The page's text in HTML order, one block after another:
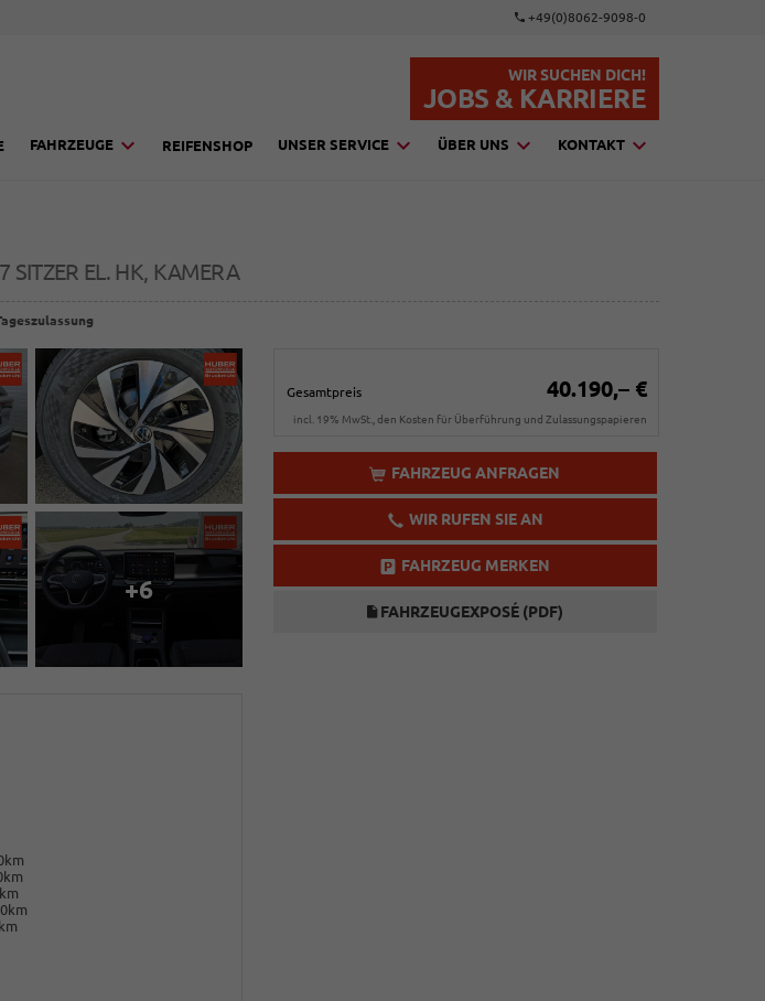
+49(0)8062-9098-0
WIR SUCHEN DICH!
JOBS & KARRIERE
FAHRZEUGE REIFENSHOP UNSER SERVICE ÜBER UNS KONTAKT
SITZER EL. HK, KAMERA
Gesamtpreis 40.190,– €
incl. 19% MwSt., den Kosten für Überführung und Zulassungspapieren
FAHRZEUG ANFRAGEN
WIR RUFEN SIE AN
FAHRZEUG MERKEN
FAHRZEUGEXPOSÉ (PDF)
+6